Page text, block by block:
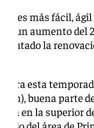
es más fácil,
un aumento
la
esta
buena parte
en la superior